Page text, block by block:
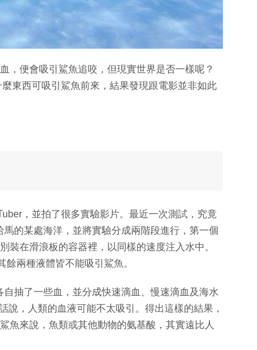
，便會吸引鯊魚追咬，但現實世界是否一樣呢？
東西可吸引鯊魚前來，結果發現跟電影並非如此
，並拍了很多實驗影片。最近一次測試，究竟
的某處海洋，並將實驗分成兩階段進行，第一個
裝在滑浪板的容器裡，以同樣的速度注入水中。
兩種液體皆不能吸引鯊魚。
抽了一些血，並分成快速滴血、慢速滴血及海水
，人類的血液可能不太吸引。得出這樣的結果，
魚來說，魚類或其他動物的氨基酸，其實遠比人